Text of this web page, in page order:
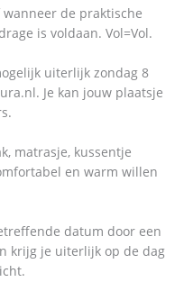
de praktische
is voldaan. Vol=Vol.
uiterlijk zondag 8
Je kan jouw plaatsje
matrasje, kussentje
en warm willen
datum door een
krijg je uiterlijk op de dag